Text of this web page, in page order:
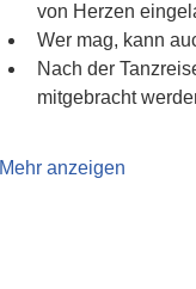
von Herzen
Wer mag, kann
Nach der
mitgebracht
Mehr anzeigen